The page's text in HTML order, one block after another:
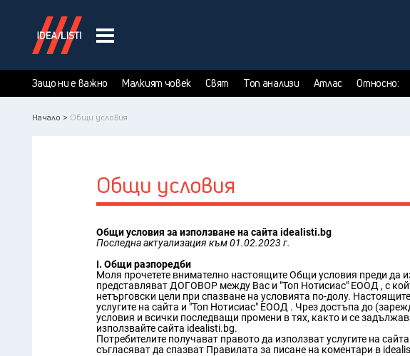
Защо ни е важно Малкият човек Свят Топ анализи Атлас Относно:
Начало > Общи условия
Общи условия
Общи условия за използване на сайта idealisti.bg
Последна актуализация към 01.02.2023 г.
I. Общи разпоредби
Моля прочетете внимателно настоящите Общи условия преди да
представляват ДОГОВОР между Вас и "Топ Нотисиас" ЕООД , с
нетърговски цели при спазване на условията по-долу.
услугите на сайта и "Топ Нотисиас" ЕООД . Чрез достъпа до
условия и всички последващи промени в тях, както и се
използвайте сайта idealisti.bg.
Потребителите получават правото да използват услугите на
съгласяват да спазват Правилата за писане на коментари в